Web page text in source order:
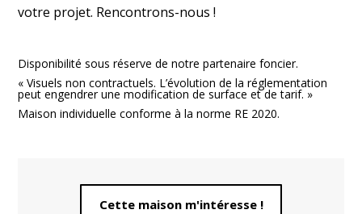
votre projet. Rencontrons-nous !
Disponibilité sous réserve de notre partenaire foncier.
« Visuels non contractuels. L’évolution de la réglementation
peut engendrer une modification de surface et de tarif. »
Maison individuelle conforme à la norme RE 2020.
Cette maison m'intéresse !